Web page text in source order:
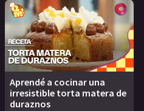
Aprendé a cocinar una
irresistible torta matera de
duraznos